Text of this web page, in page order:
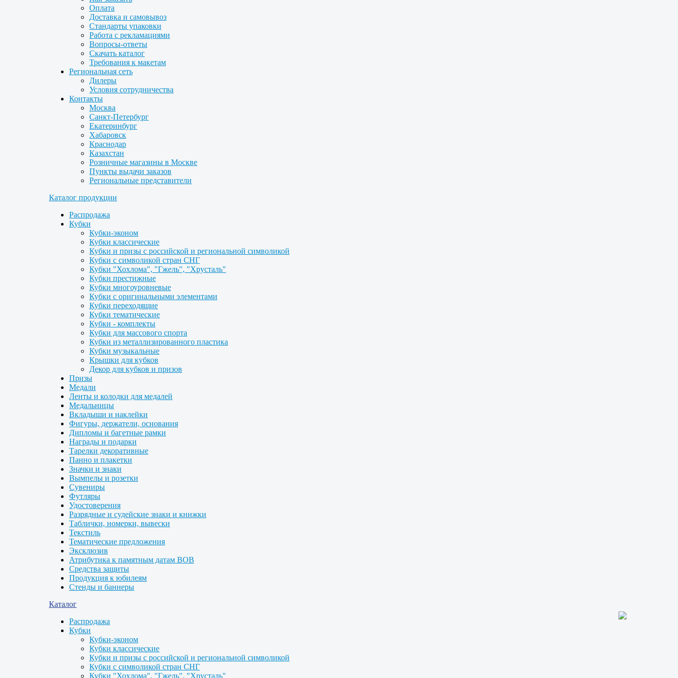
Оплата
Доставка и самовывоз
Стандарты упаковки
Работа с рекламациями
Вопросы-ответы
Скачать каталог
Требования к макетам
Региональная сеть
Дилеры
Условия сотрудничества
Контакты
Москва
Санкт-Петербург
Екатеринбург
Хабаровск
Краснодар
Казахстан
Розничные магазины в Москве
Пункты выдачи заказов
Региональные представители
Каталог продукции
Распродажа
Кубки
Кубки-эконом
Кубки классические
Кубки и призы с российской и региональной символикой
Кубки с символикой стран СНГ
Кубки "Хохлома", "Гжель", "Хрусталь"
Кубки престижные
Кубки многоуровневые
Кубки с оригинальными элементами
Кубки переходящие
Кубки тематические
Кубки - комплекты
Кубки для массового спорта
Кубки из металлизированного пластика
Кубки музыкальные
Крышки для кубков
Декор для кубков и призов
Призы
Медали
Ленты и колодки для медалей
Медальницы
Вкладыши и наклейки
Фигуры, держатели, основания
Дипломы и багетные рамки
Награды и подарки
Тарелки декоративные
Панно и плакетки
Значки и знаки
Вымпелы и розетки
Сувениры
Футляры
Удостоверения
Разрядные и судейские знаки и книжки
Таблички, номерки, вывески
Текстиль
Тематические предложения
Эксклюзив
Атрибутика к памятным датам ВОВ
Средства защиты
Продукция к юбилеям
Стенды и баннеры
Каталог
Распродажа
Кубки
Кубки-эконом
Кубки классические
Кубки и призы с российской и региональной символикой
Кубки с символикой стран СНГ
Кубки "Хохлома", "Гжель", "Хрусталь"